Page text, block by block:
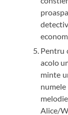
Pentru
acolo
minte
Alice/